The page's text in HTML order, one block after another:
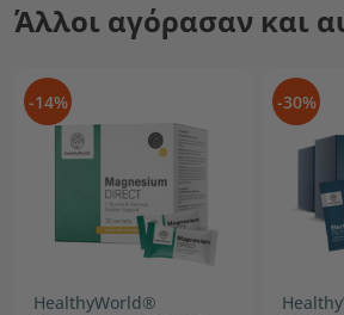
Άλλοι αγόρασαν και
-14%
HealthyWorld®
-30%